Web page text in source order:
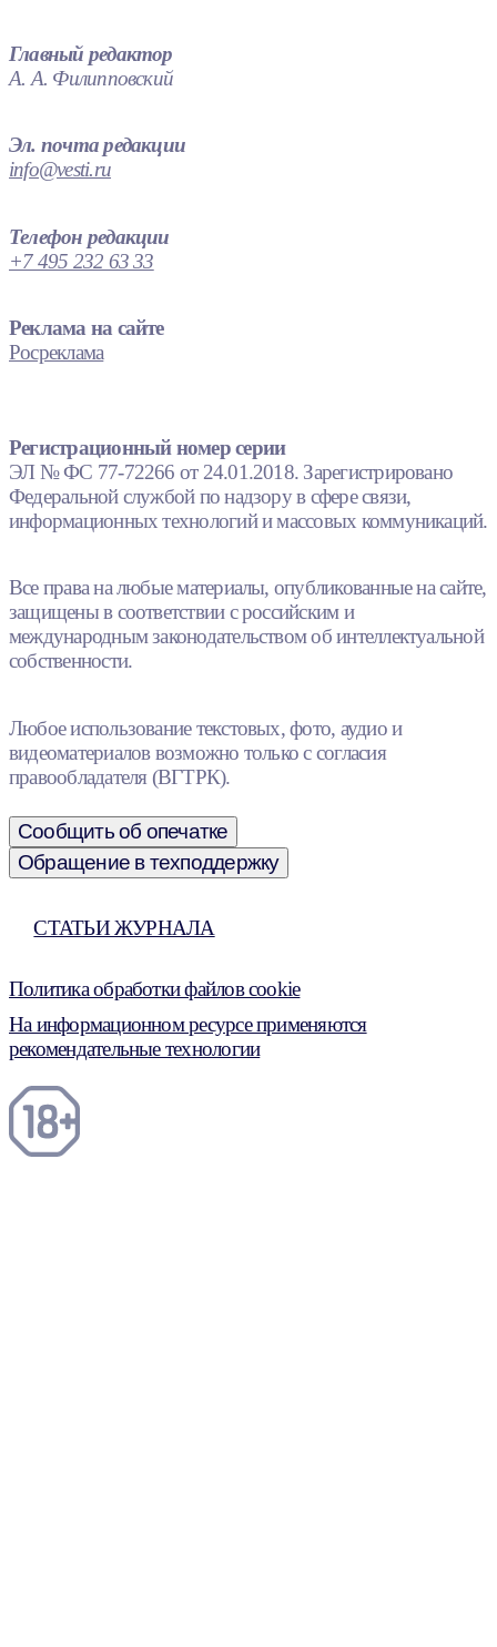
Главный редактор
А. А. Филипповский
Эл. почта редакции
info@vesti.ru
Телефон редакции
+7 495 232 63 33
Реклама на сайте
Росреклама
Регистрационный номер серии
ЭЛ № ФС 77-72266 от 24.01.2018. Зарегистрировано
Федеральной службой по надзору в сфере связи,
информационных технологий и массовых коммуникаций.
Все права на любые материалы, опубликованные на сайте,
защищены в соответствии с российским и
международным законодательством об интеллектуальной
собственности.
Любое использование текстовых, фото, аудио и
видеоматериалов возможно только с согласия
правообладателя (ВГТРК).
Сообщить об опечатке
Обращение в техподдержку
СТАТЬИ ЖУРНАЛА
Политика обработки файлов cookie
На информационном ресурсе применяются
рекомендательные технологии